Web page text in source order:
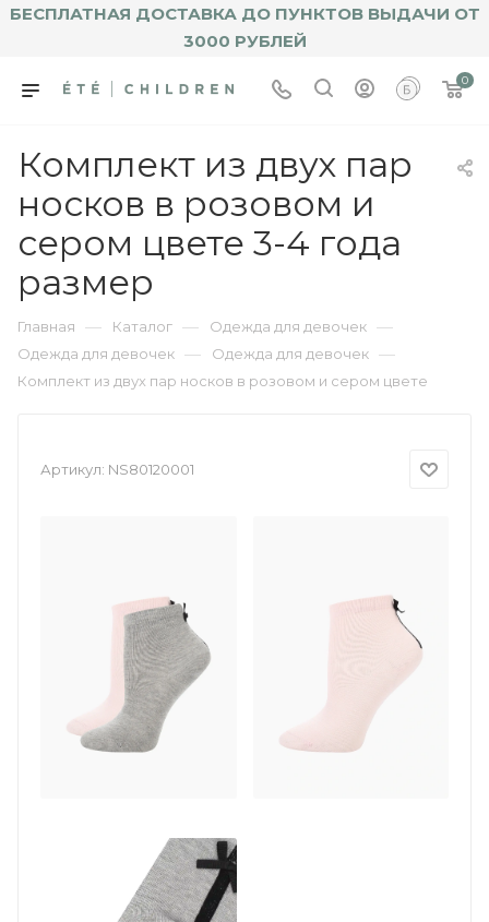
БЕСПЛАТНАЯ ДОСТАВКА ДО ПУНКТОВ ВЫДАЧИ ОТ
3000 РУБЛЕЙ
0
Комплект из двух пар
носков в розовом и
сером цвете 3-4 года
размер
Главная — Каталог — Одежда для девочек —
Одежда для девочек — Одежда для девочек —
Комплект из двух пар носков в розовом и сером цвете
Артикул: NS80120001